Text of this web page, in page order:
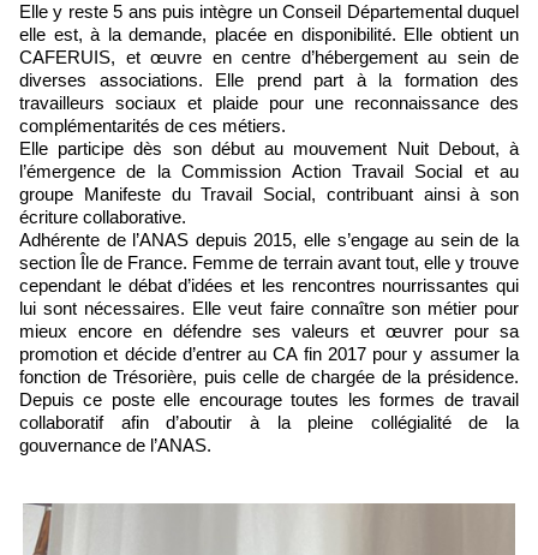
Elle y reste 5 ans puis intègre un Conseil Départemental duquel
elle est, à la demande, placée en disponibilité. Elle obtient un
CAFERUIS, et œuvre en centre d’hébergement au sein de
diverses associations. Elle prend part à la formation des
travailleurs sociaux et plaide pour une reconnaissance des
complémentarités de ces métiers.
Elle participe dès son début au mouvement Nuit Debout, à
l’émergence de la Commission Action Travail Social et au
groupe Manifeste du Travail Social, contribuant ainsi à son
écriture collaborative.
Adhérente de l’ANAS depuis 2015, elle s’engage au sein de la
section Île de France. Femme de terrain avant tout, elle y trouve
cependant le débat d’idées et les rencontres nourrissantes qui
lui sont nécessaires. Elle veut faire connaître son métier pour
mieux encore en défendre ses valeurs et œuvrer pour sa
promotion et décide d’entrer au CA fin 2017 pour y assumer la
fonction de Trésorière, puis celle de chargée de la présidence.
Depuis ce poste elle encourage toutes les formes de travail
collaboratif afin d’aboutir à la pleine collégialité de la
gouvernance de l’ANAS.